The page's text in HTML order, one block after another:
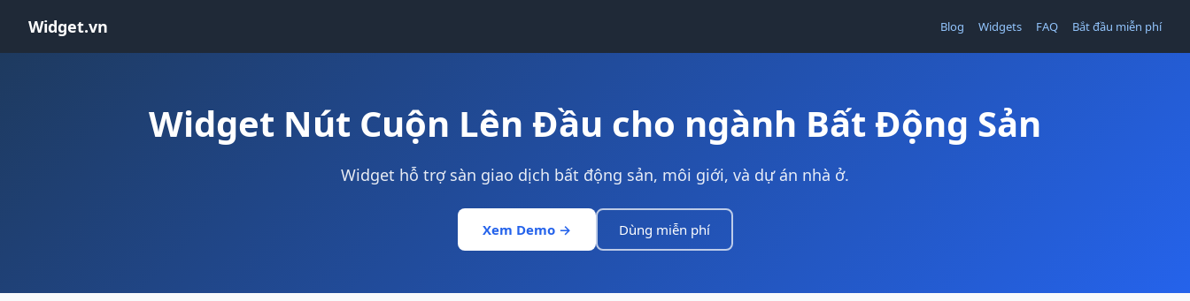
Widget.vn Blog Widgets FAQ Bắt đầu miễn phí
Widget Nút Cuộn Lên Đầu cho ngành Bất Động Sản
Widget hỗ trợ sàn giao dịch bất động sản, môi giới, và dự án nhà ở.
Xem Demo → Dùng miễn phí